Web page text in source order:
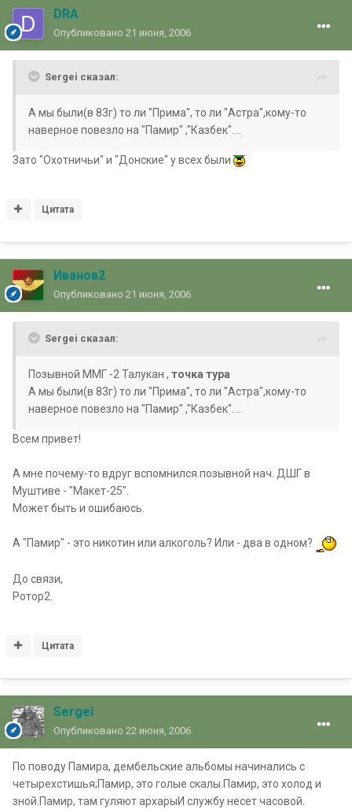
DRA
Опубликовано 21 июня, 2006
Sergei сказал:
А мы были(в 83г) то ли "Прима", то ли "Астра",кому-то
наверное повезло на "Памир" ,"Казбек"....
Зато "Охотничьи" и "Донские" у всех были
Цитата
Иванов2
Опубликовано 21 июня, 2006
Sergei сказал:
Позывной ММГ -2 Талукан , точка тура
А мы были(в 83г) то ли "Прима", то ли "Астра",кому-то
наверное повезло на "Памир" ,"Казбек"....
Всем привет!
А мне почему-то вдруг вспомнился позывной нач. ДШГ в
Муштиве - "Макет-25".
Может быть и ошибаюсь.
А "Памир" - это никотин или алкоголь? Или - два в одном?
До связи,
Ротор2.
Цитата
Sergei
Опубликовано 22 июня, 2006
По поводу Памира, дембельские альбомы начинались с
четырехстишья;Памир, это голые скалы.Памир, это холод и
зной.Памир, там гуляют архарыИ службу несет часовой.